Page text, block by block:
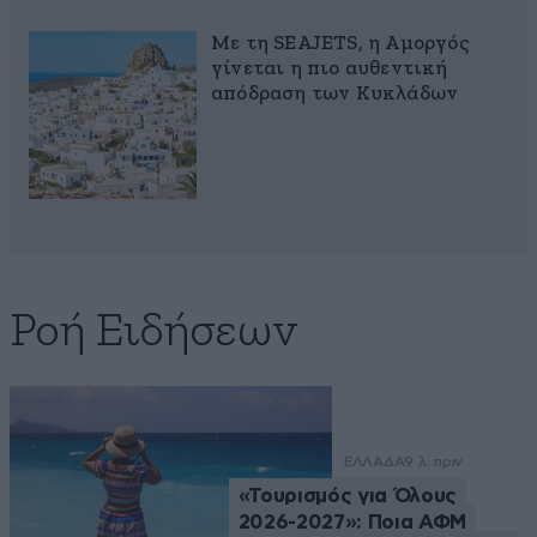
Με τη SEAJETS, η Αμοργός
γίνεται η πιο αυθεντική
απόδραση των Κυκλάδων
Ροή Ειδήσεων
ΕΛΛΑΔΑ9 λ. πριν
«Τουρισμός για Όλους
2026-2027»: Ποια ΑΦΜ